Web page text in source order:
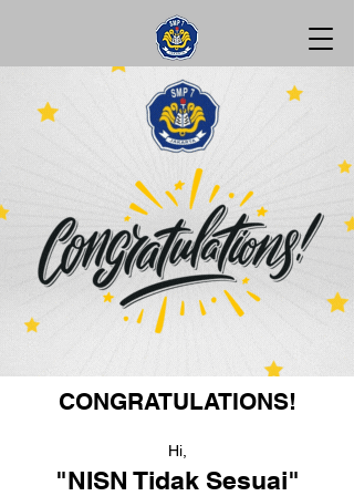
CONGRATULATIONS!
Hi,
"NISN Tidak Sesuai"